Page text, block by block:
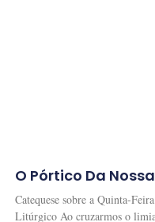
O Pórtico Da
Catequese sobre a Quinta-
Litúrgico Ao cruzarmos o